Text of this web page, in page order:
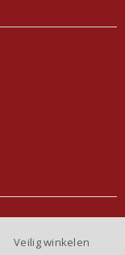
Veilig winkelen